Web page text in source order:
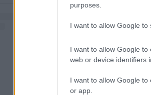
purposes.
I want to allow Google to
I want to allow Google
web or device identifiers
I want to allow Google
or app.